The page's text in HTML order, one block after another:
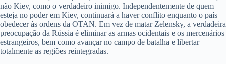
não Kiev, como o verdadeiro inimigo. Independentemente de quem
esteja no poder em Kiev, continuará a haver conflito enquanto o país
obedecer às ordens da OTAN. Em vez de matar Zelensky, a verdadeira
preocupação da Rússia é eliminar as armas ocidentais e os mercenários
estrangeiros, bem como avançar no campo de batalha e libertar
totalmente as regiões reintegradas.